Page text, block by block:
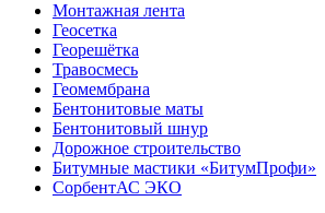
Монтажная лента
Геосетка
Георешётка
Травосмесь
Геомембрана
Бентонитовые маты
Бентонитовый шнур
Дорожное строительство
Битумные мастики «БитумПрофи»
СорбентАС ЭКО